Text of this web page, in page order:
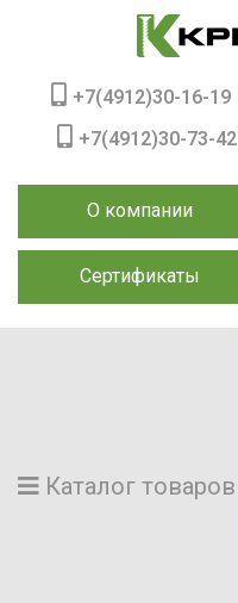
О компании
Сертификаты
+7(4912)30-16-19
+7(4912)30-73-42
Каталог товаров